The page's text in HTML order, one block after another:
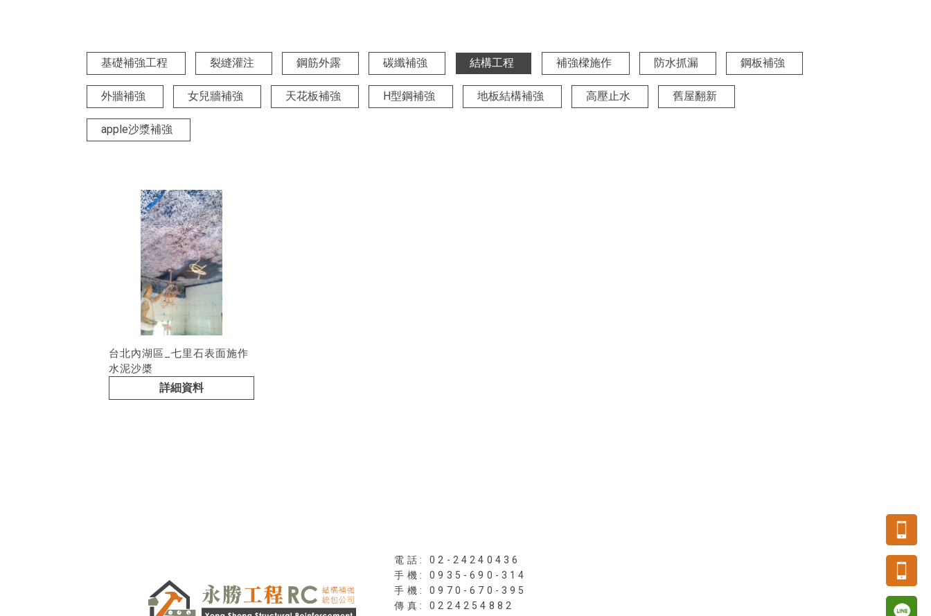
基礎補強工程 裂縫灌注 鋼筋外露 碳纖補強 結構工程 補強樑施作 防水抓漏 鋼板補強
外牆補強 女兒牆補強 天花板補強 H型鋼補強 地板結構補強 高壓止水 舊屋翻新
apple沙漿補強
台北內湖區_七里石表面施作
水泥沙槳
詳細資料
電話: 02-24240436
手機: 0935-690-314
傳真: 0224254882